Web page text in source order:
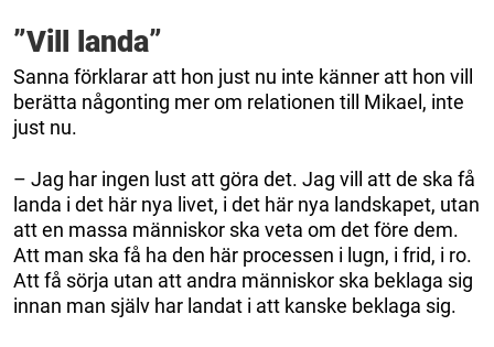
”Vill landa”
Sanna förklarar att hon just nu inte känner att hon vill
berätta någonting mer om relationen till Mikael, inte
just nu.
– Jag har ingen lust att göra det. Jag vill att de ska få
landa i det här nya livet, i det här nya landskapet, utan
att en massa människor ska veta om det före dem.
Att man ska få ha den här processen i lugn, i frid, i ro.
Att få sörja utan att andra människor ska beklaga sig
innan man själv har landat i att kanske beklaga sig.